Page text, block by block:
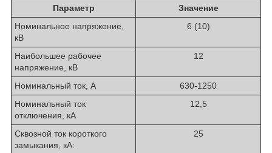
Параметр
Значение
Номинальное напряжение,
кВ
6 (10)
Наибольшее рабочее
напряжение, кВ
12
Номинальный ток, А
630-1250
Номинальный ток
отключения, кА
12,5
Сквозной ток короткого
замыкания, кА:
25